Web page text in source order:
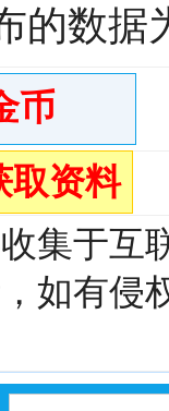
的数据
币
取资料
集于互
如有侵